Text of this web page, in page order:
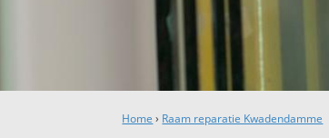
Home › Raam reparatie Kwadendamme